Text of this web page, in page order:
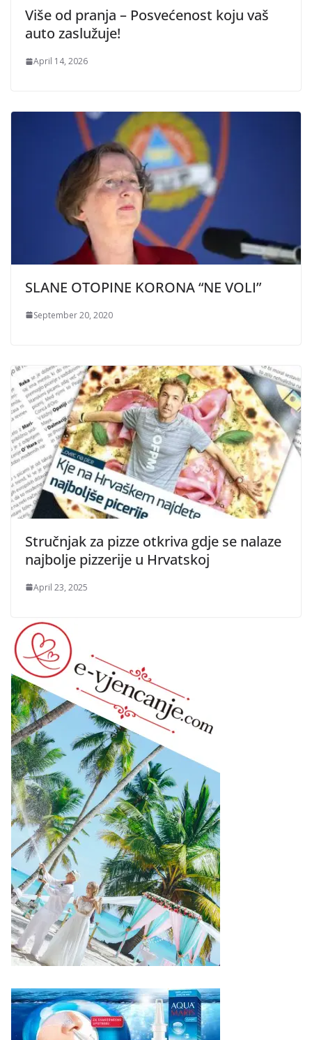
Više od pranja – Posvećenost koju vaš
auto zaslužuje!
April 14, 2026
SLANE OTOPINE KORONA “NE VOLI”
September 20, 2020
Stručnjak za pizze otkriva gdje se nalaze
najbolje pizzerije u Hrvatskoj
April 23, 2025